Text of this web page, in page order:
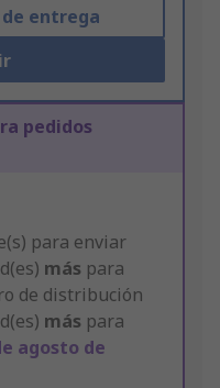
entrega
pedidos
para enviar
más para
de distribución
más para
agosto de